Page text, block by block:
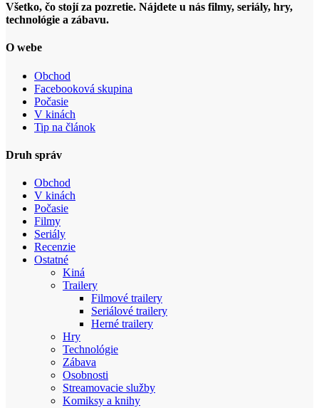
Všetko, čo stojí za pozretie. Nájdete u nás filmy, seriály, hry,
technológie a zábavu.
O webe
Obchod
Facebooková skupina
Počasie
V kinách
Tip na článok
Druh správ
Obchod
V kinách
Počasie
Filmy
Seriály
Recenzie
Ostatné
Kiná
Trailery
Filmové trailery
Seriálové trailery
Herné trailery
Hry
Technológie
Zábava
Osobnosti
Streamovacie služby
Komiksy a knihy